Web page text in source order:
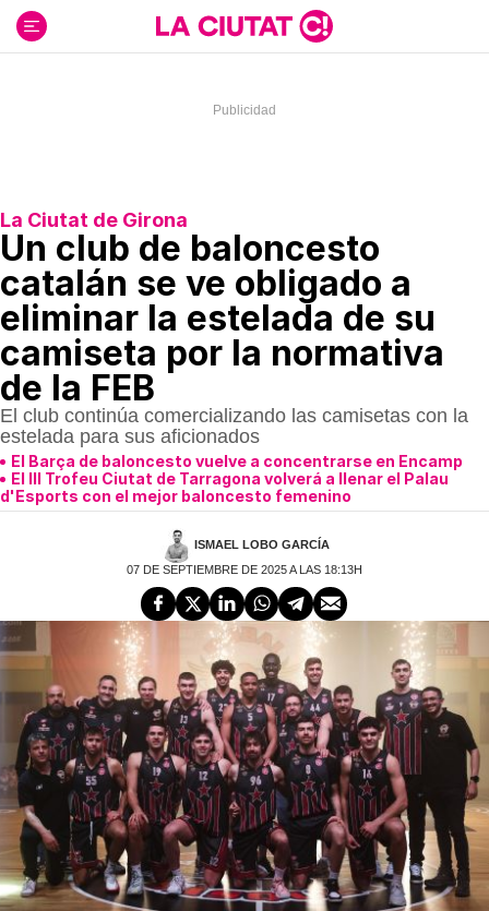
contenido
La Ciutat de Girona
Un club de baloncesto
catalán se ve obligado a
eliminar la estelada de su
camiseta por la normativa
de la FEB
El club continúa comercializando las camisetas con la
estelada para sus aficionados
El Barça de baloncesto vuelve a concentrarse en Encamp
El III Trofeu Ciutat de Tarragona volverá a llenar el Palau
d'Esports con el mejor baloncesto femenino
ISMAEL LOBO GARCÍA
07 DE SEPTIEMBRE DE 2025 A LAS 18:13H